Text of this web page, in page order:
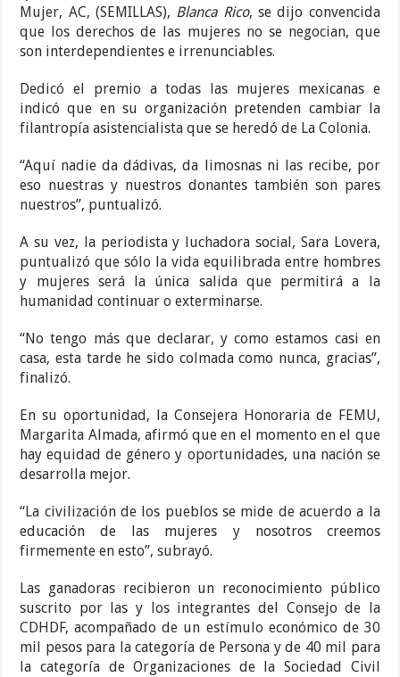
Mujer, AC, (SEMILLAS), Blanca Rico, se dijo convencida
que los derechos de las mujeres no se negocian, que
son interdependientes e irrenunciables.
Dedicó el premio a todas las mujeres mexicanas e
indicó que en su organización pretenden cambiar la
filantropía asistencialista que se heredó de La Colonia.
“Aquí nadie da dádivas, da limosnas ni las recibe, por
eso nuestras y nuestros donantes también son pares
nuestros”, puntualizó.
A su vez, la periodista y luchadora social, Sara Lovera,
puntualizó que sólo la vida equilibrada entre hombres
y mujeres será la única salida que permitirá a la
humanidad continuar o exterminarse.
“No tengo más que declarar, y como estamos casi en
casa, esta tarde he sido colmada como nunca, gracias”,
finalizó.
En su oportunidad, la Consejera Honoraria de FEMU,
Margarita Almada, afirmó que en el momento en el que
hay equidad de género y oportunidades, una nación se
desarrolla mejor.
“La civilización de los pueblos se mide de acuerdo a la
educación de las mujeres y nosotros creemos
firmemente en esto”, subrayó.
Las ganadoras recibieron un reconocimiento público
suscrito por las y los integrantes del Consejo de la
CDHDF, acompañado de un estímulo económico de 30
mil pesos para la categoría de Persona y de 40 mil para
la categoría de Organizaciones de la Sociedad Civil